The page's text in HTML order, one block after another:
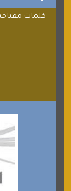
كلمات